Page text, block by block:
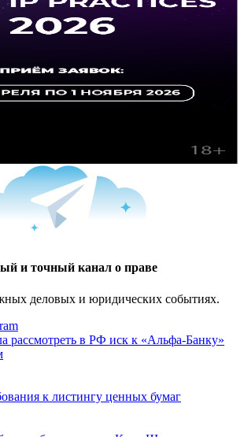
и точный канал о праве
деловых и юридических событиях.
рассмотреть в РФ иск к «Альфа-Банку»
к листингу ценных бумаг